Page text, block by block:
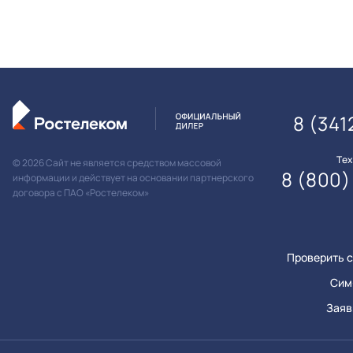
© 2026 Сайт не является средством массовой
информации и действует на основании партнерского
договора с ПАО «Ростелеком»
Проверить
8
8